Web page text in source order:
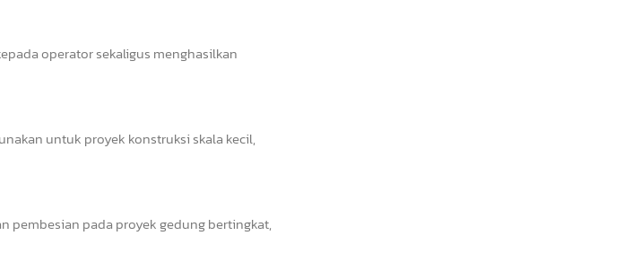
operator sekaligus menghasilkan
untuk proyek konstruksi skala kecil,
pembesian pada proyek gedung bertingkat,